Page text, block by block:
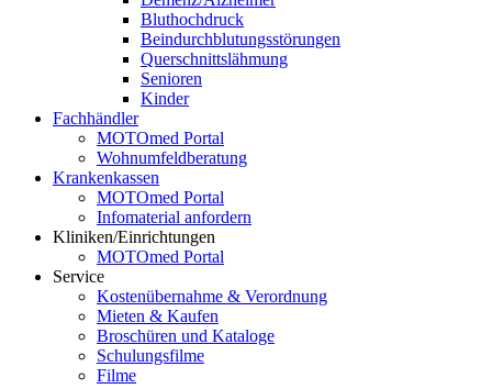
Bluthochdruck
Beindurchblutungsstörungen
Querschnittslähmung
Senioren
Kinder
Fachhändler
MOTOmed Portal
Wohnumfeldberatung
Krankenkassen
MOTOmed Portal
Infomaterial anfordern
Kliniken/Einrichtungen
MOTOmed Portal
Service
Kostenübernahme & Verordnung
Mieten & Kaufen
Broschüren und Kataloge
Schulungsfilme
Filme